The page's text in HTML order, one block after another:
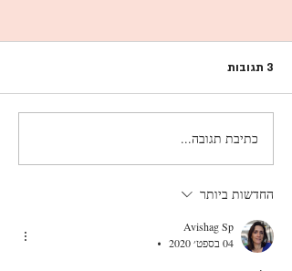
3 תגובות
כתיבת תגובה...
החדשות ביותר
Avishag Sp
04 בספט׳ 2020
•